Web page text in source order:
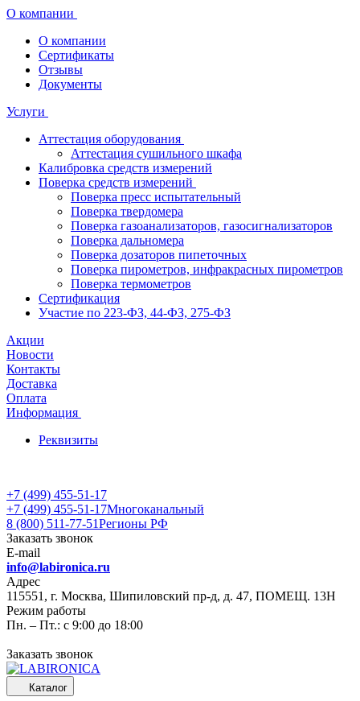
О компании
О компании
Сертификаты
Отзывы
Документы
Услуги
Аттестация оборудования
Аттестация сушильного шкафа
Калибровка средств измерений
Поверка средств измерений
Поверка пресс испытательный
Поверка твердомера
Поверка газоанализаторов, газосигнализаторов
Поверка дальномера
Поверка дозаторов пипеточных
Поверка пирометров, инфракрасных пирометров
Поверка термометров
Сертификация
Участие по 223-ФЗ, 44-ФЗ, 275-ФЗ
Акции
Новости
Контакты
Доставка
Оплата
Информация
Реквизиты
+7 (499) 455-51-17
+7 (499) 455-51-17Многоканальный
8 (800) 511-77-51Регионы РФ
Заказать звонок
E-mail
info@labironica.ru
Адрес
115551, г. Москва, Шипиловский пр-д, д. 47, ПОМЕЩ. 13Н
Режим работы
Пн. – Пт.: с 9:00 до 18:00
Заказать звонок
Каталог